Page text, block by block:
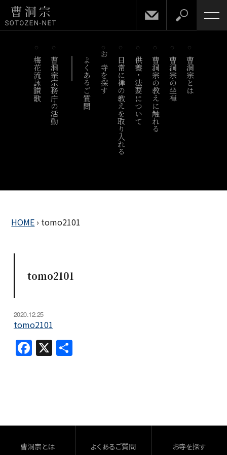
梅花流詠讃歌 曹洞宗宗務庁の活動 よくあるご質問 お寺を探す 日常に禅の教えを取り入れる供養・法要について曹洞宗の教えに触れる 曹洞宗の坐禅 曹洞宗とは
HOME › tomo2101
tomo2101
2020.12.25
tomo2101
F
a
o
o
X 共
曹洞宗とは よくあるご質問 お寺を探す